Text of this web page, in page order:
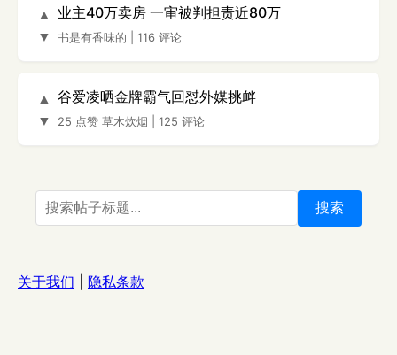
▲
▼
业主40万卖房 一审被判担责近80万
书是有香味的 116 评论
▲
▼
谷爱凌晒金牌霸气回怼外媒挑衅
25 点赞 草木炊烟 125 评论
搜索
关于我们 隐私条款